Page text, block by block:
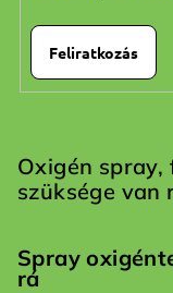
Feliratkozás
Oxigén spray,
szüksége van
Spray
rá